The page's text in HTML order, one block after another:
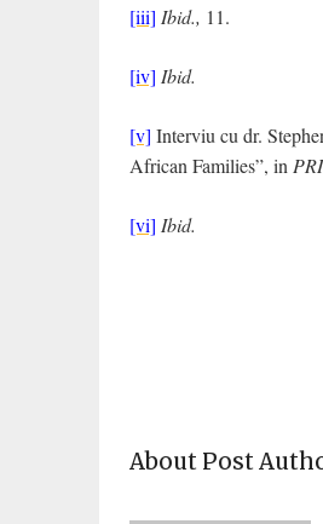
[iii] Ibid., 11.
[iv] Ibid.
[v] Interviu cu dr.
African Families”, in
[vi] Ibid.
About Post